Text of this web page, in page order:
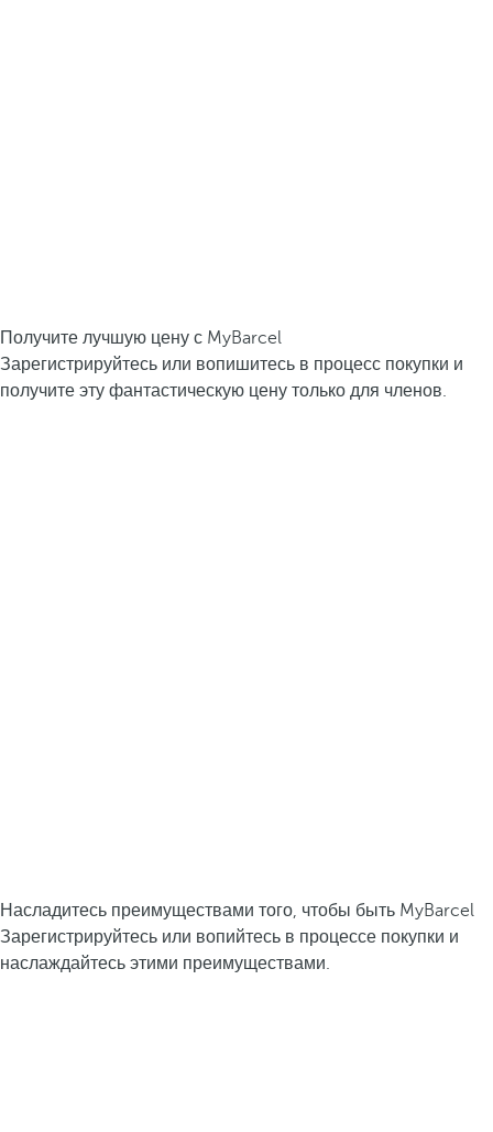
Получите лучшую цену с MyBarcel
Зарегистрируйтесь или вопишитесь в процесс покупки и
получите эту фантастическую цену только для членов.
Насладитесь преимуществами того, чтобы быть MyBarcel
Зарегистрируйтесь или вопийтесь в процессе покупки и
наслаждайтесь этими преимуществами.